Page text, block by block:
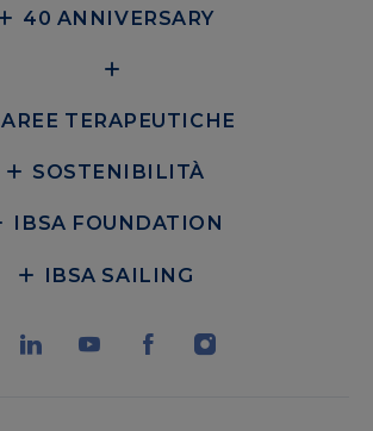
40 ANNIVERSARY
AREE TERAPEUTICHE
SOSTENIBILITÀ
IBSA FOUNDATION
IBSA SAILING